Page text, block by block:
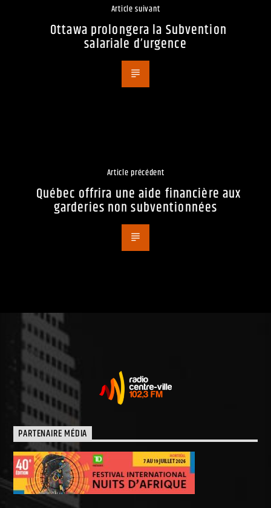
Article suivant
Ottawa prolongera la Subvention
salariale d’urgence
Article précédent
Québec offrira une aide financière aux
garderies non subventionnées
PARTENAIRE MÉDIA